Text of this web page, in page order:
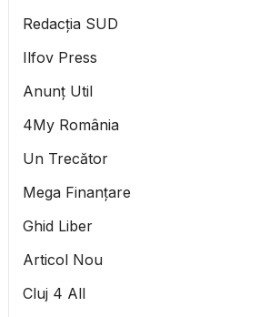
Redacția SUD
Ilfov Press
Anunț Util
4My România
Un Trecător
Mega Finanțare
Ghid Liber
Articol Nou
Cluj 4 All